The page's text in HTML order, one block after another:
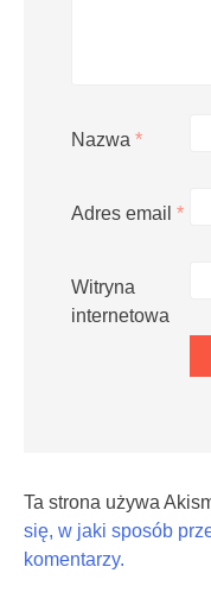
Nazwa *
Adres email *
Witryna
internetowa
Ta strona używa
się, w jaki sposób
komentarzy.